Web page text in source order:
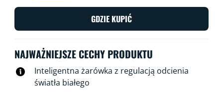
koncentracji lub przytulne, ciepłe światło pasujące do
chwil odpoczynku — wybierz to, co najlepiej sprosta
przyjemności w domu. Wszystkimi źródłami światła
korzystając z aplikacji WiZ, pilota WiZ lub głosu.
GDZIE KUPIĆ
NAJWAŻNIEJSZE CECHY PRODUKTU
Inteligentna żarówka z regulacją odcienia
światła białego